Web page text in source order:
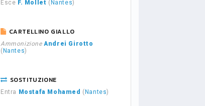
Esce F. Mollet ( Nantes)
CARTELLINO GIALLO
Ammonizione Andrei Girotto
( Nantes)
SOSTITUZIONE
Entra Mostafa Mohamed ( Nantes)